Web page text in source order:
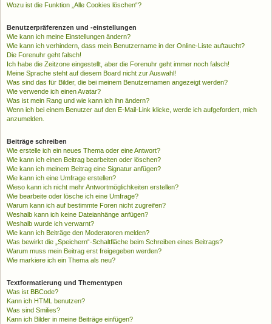
Wozu ist die Funktion „Alle Cookies löschen“?
Benutzerpräferenzen und -einstellungen
Wie kann ich meine Einstellungen ändern?
Wie kann ich verhindern, dass mein Benutzername in der Online-Liste auftaucht?
Die Forenuhr geht falsch!
Ich habe die Zeitzone eingestellt, aber die Forenuhr geht immer noch falsch!
Meine Sprache steht auf diesem Board nicht zur Auswahl!
Was sind das für Bilder, die bei meinem Benutzernamen angezeigt werden?
Wie verwende ich einen Avatar?
Was ist mein Rang und wie kann ich ihn ändern?
Wenn ich bei einem Benutzer auf den E-Mail-Link klicke, werde ich aufgefordert, mich
anzumelden.
Beiträge schreiben
Wie erstelle ich ein neues Thema oder eine Antwort?
Wie kann ich einen Beitrag bearbeiten oder löschen?
Wie kann ich meinem Beitrag eine Signatur anfügen?
Wie kann ich eine Umfrage erstellen?
Wieso kann ich nicht mehr Antwortmöglichkeiten erstellen?
Wie bearbeite oder lösche ich eine Umfrage?
Warum kann ich auf bestimmte Foren nicht zugreifen?
Weshalb kann ich keine Dateianhänge anfügen?
Weshalb wurde ich verwarnt?
Wie kann ich Beiträge den Moderatoren melden?
Was bewirkt die „Speichern“-Schaltfläche beim Schreiben eines Beitrags?
Warum muss mein Beitrag erst freigegeben werden?
Wie markiere ich ein Thema als neu?
Textformatierung und Thementypen
Was ist BBCode?
Kann ich HTML benutzen?
Was sind Smilies?
Kann ich Bilder in meine Beiträge einfügen?